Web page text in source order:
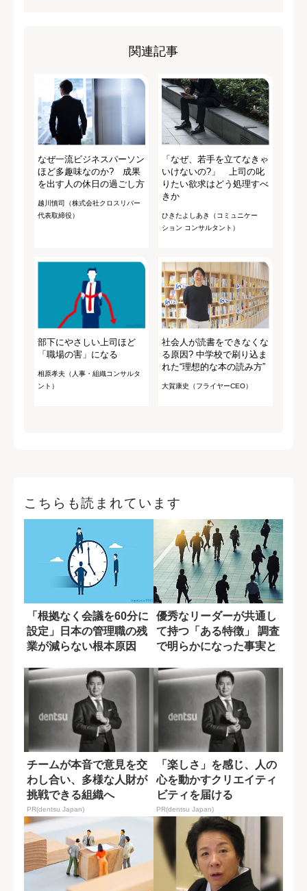
関連記事
なぜ一流ビジネスパーソン
ほど多趣味なのか? 成果
を出す人の休日の過ごし方
越川慎司（株式会社クロスリバー
代表取締役）
「なぜ、若手を立てなきゃ
いけないの?」 上司の叱
りたい欲求はどう処理すべ
きか
ひきたよしあき（コミュニケー
ション コンサルタント）
部下にやさしい上司ほど
「職場の害」になる
相原孝夫（人事・組織コンサルタ
ント）
社会人が読書をできなくな
る原因? 中学校で刷り込ま
れた“理想的な本の読み方”
大賀康史（フライヤーCEO）
こちらも読まれています
「根拠なく会議を60分に
設定」日本の管理職の残
業が減らない根本原因
優秀なリーダーが共通し
て持つ「ある特徴」 調査
で明らかになった事実と
チームが本音で意見を交
わし合い、多様な人財が
挑戦できる組織へ
PR(dentsu Japan)
「楽しさ」を感じ、人の
心を動かすクリエイティ
ビティを届ける
PR(dentsu Japan)